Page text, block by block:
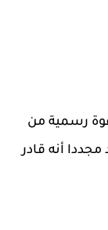
رسمية من
أنه قادر